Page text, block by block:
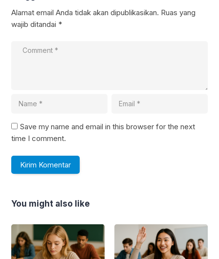
Alamat email Anda tidak akan dipublikasikan. Ruas yang
wajib ditandai *
Save my name and email in this browser for the next
time I comment.
You might also like